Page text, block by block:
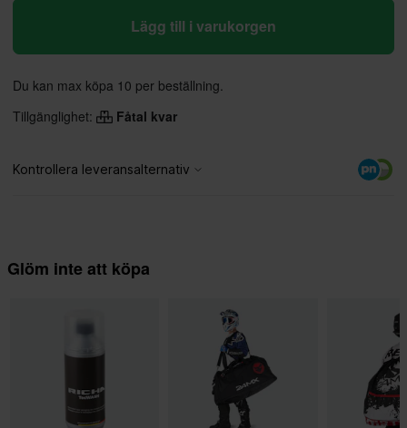
Lägg till i varukorgen
Du kan max köpa 10 per beställning.
Tillgänglighet:
Fåtal kvar
Glöm inte att köpa